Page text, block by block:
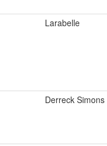
Larabelle
Derreck Simons